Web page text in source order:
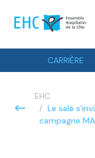
CARRIÈRE
EHC
Le salé
campagne